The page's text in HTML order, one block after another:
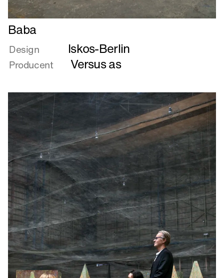
Læs
mere
om
Baba
Baba
Design Iskos-Berlin
Producent Versus as